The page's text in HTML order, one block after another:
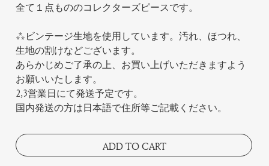
全て１点もののコレクターズピースです。
***ビンテージ生地を使用しています。汚れ、ほつれ、
生地の割けなどございます。
あらかじめご了承の上、お買い上げいただきますよう
お願いいたします。
2,3営業日にて発送予定です。
国内発送の方は日本語で住所等ご記載ください。
ADD TO CART